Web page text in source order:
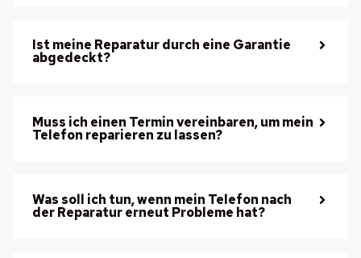
Ist meine Reparatur durch eine Garantie
abgedeckt?
Muss ich einen Termin vereinbaren, um mein
Telefon reparieren zu lassen?
Was soll ich tun, wenn mein Telefon nach
der Reparatur erneut Probleme hat?